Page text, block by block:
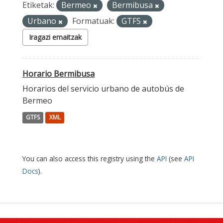
Etiketak: Bermeo
Bermibusa
Urbano
Formatuak: GTFS
Iragazi emaitzak
Horario Bermibusa
Horarios del servicio urbano de autobús de
Bermeo
GTFS XML
You can also access this registry using the API (see API
Docs).